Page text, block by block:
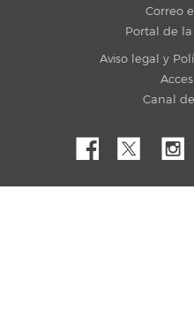
Correo
Portal de
Aviso legal y
Canal